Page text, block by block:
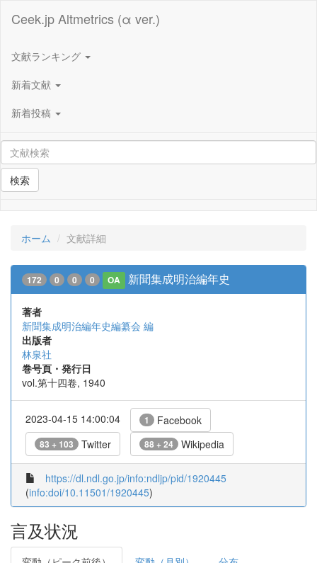
Ceek.jp Altmetrics (α ver.)
文献ランキング
新着文献
新着投稿
検索
ホーム 文献詳細
172 0 0 0 OA 新聞集成明治編年史
著者
新聞集成明治編年史編纂会 編
出版者
林泉社
巻号頁・発行日
vol.第十四卷, 1940
2023-04-15 14:00:04 1 Facebook
83 + 103 Twitter 88 + 24 Wikipedia
https://dl.ndl.go.jp/info:ndljp/pid/1920445
(info:doi/10.11501/1920445)
言及状況